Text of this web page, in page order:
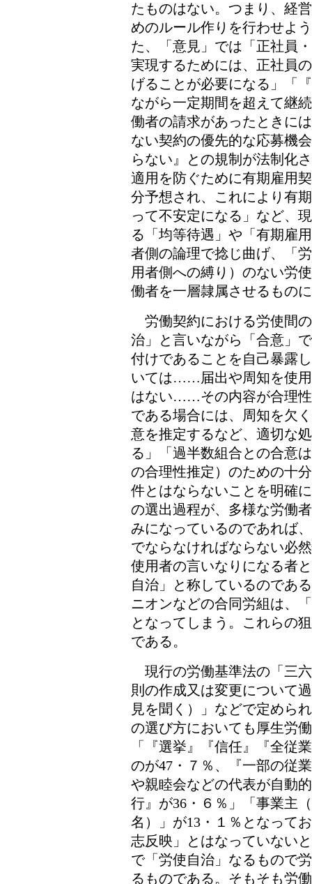
たものはない。つまり、経
めのルール作りを行わせよ
た、「意見」では「正社員
実現するためには、正社員
げることが必要になる」「
ながら一定期間を超えて継
働者の請求があったときに
ない契約の優先的な応募機
らない』との規制が法制化
適用を防ぐために有期雇用
分予想され、これにより有
って不安定になる」など、
る「均等待遇」や「有期雇
者側の論理で捻じ曲げ、「
用者側への縛り）のない労
働者を一層隷属させるもの
労働契約における労使間
治」と言いながら「合意」
付けであることを自己暴露
いては……届出や周知を使
はない……その内容が合理
である場合には、周知を欠
意を推定するなど、適切な
る」「過半数組合との合意
の合理性推定）のための十
件とはならないことを明確
の選出過程が、多様な労働
みになっているのであれば
でならなければならない必
使用者の言いなりになる者
自治」と称しているのであ
ニオンなどの合同労組は、
となってしまう。これらの
である。
現行の労働基準法の「三
則の作成又は変更について
見を聞く）」などで定めら
の選び方においても厚生労
「『選挙』『信任』『全従
のが47・７％、『一部の従
や親睦会などの代表が自動
行』が36・６％」「事業主
名）」が13・１％となって
志反映」とはなっていない
で「労使自治」なるもので
るものである。そもそも労